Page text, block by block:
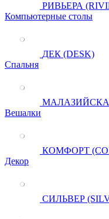
РИВЬЕРА
Компьютерные столы
ДЕК (DESK)
Спальня
Вешалки
КОМФОРТ
Декор
СИЛЬВЕР